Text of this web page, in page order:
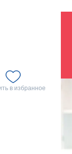
в избранное